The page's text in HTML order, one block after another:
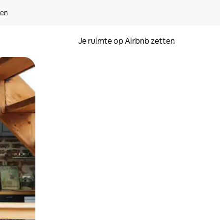
Je ruimte op Airbnb zetten
of swipen.